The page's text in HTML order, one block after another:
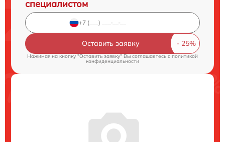
специалистом
Оставить заявку
Нажимая на кнопку "Оставить заявку" Вы соглашаетесь cполитикой
конфиденциальности